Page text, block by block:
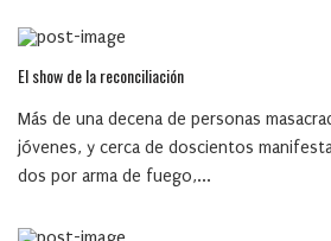
El show de la reconciliación
Más de una decena de personas
jóvenes, y cerca de doscientos
dos por arma de fuego,...